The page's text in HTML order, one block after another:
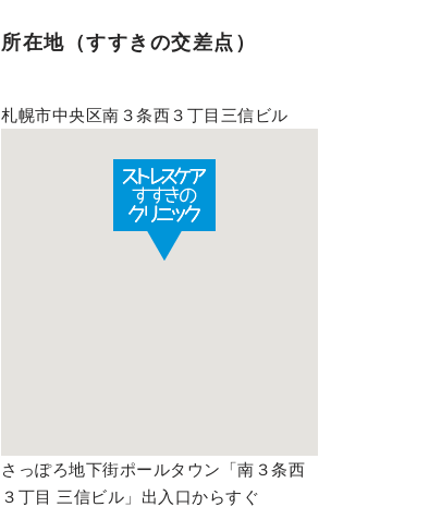
所在地（すすきの交差点）
札幌市中央区南３条西３丁目三信ビル
さっぽろ地下街ポールタウン「南３条西
３丁目 三信ビル」出入口からすぐ